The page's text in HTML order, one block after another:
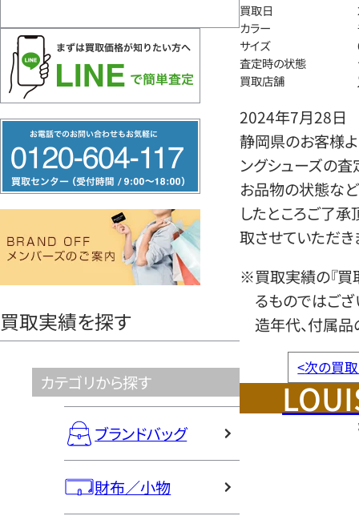
リ
ー
ヤ
買取実績を探す
カテゴリから探す
ブランドバッグ
財布／小物
買取日
カラー
サイズ
査定時の状態
買取店舗
2024年7月28日
静岡県のお客様よ
ングシューズの査
お品物の状態など
したところご了
取させていただき
※買取実績の『買
るものではござ
造年代、付属品
<次の買